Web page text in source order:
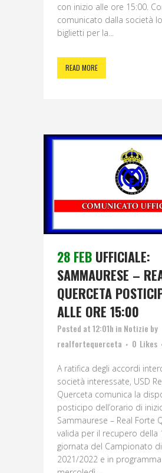
con inizio alle ore 15:00.
comunicato dalla società
biglietti per la...
READ MORE
28 FEB UFFICIALE:
SAMMAURESE –
QUERCETA
ALLE ORE 15:00
Posted at 12:01h in Notizie by
realfortequerceta
0 Likes
A ratifica degli accordi
società interessate, USD
Querceta comunica la
posticipo dell’orario di
Sammaurese – Real Forte
valida per il recupero della
giornata del Campionato
2021/2022 e in programma